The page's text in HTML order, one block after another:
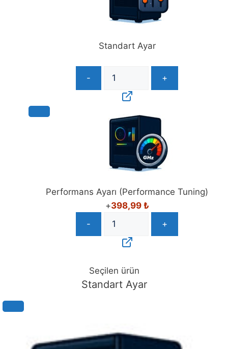
Standart Ayar
- +
Performans Ayarı (Performance Tuning)
+398,99 ₺
-
+
Seçilen ürün
Standart Ayar